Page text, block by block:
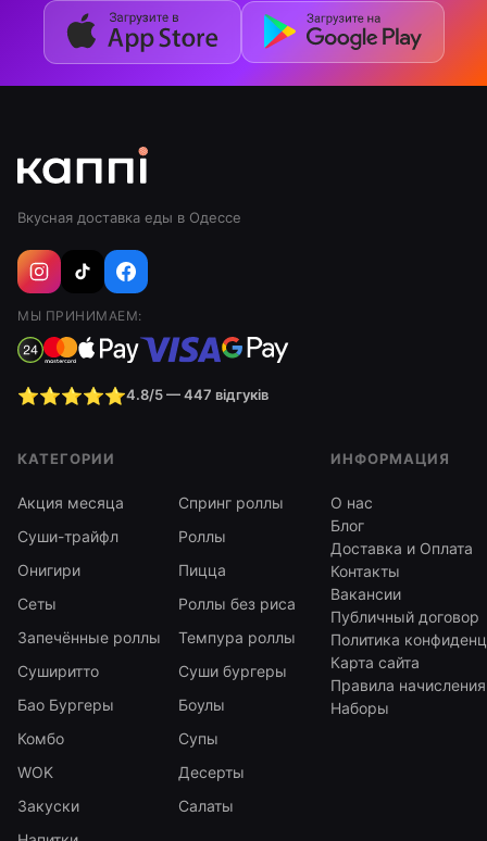
Вкусная доставка еды в Одессе
МЫ ПРИНИМАЕМ:
⭐⭐⭐⭐⭐4.8/5 — 447 відгуків
КАТЕГОРИИ
Акция месяца
Спринг роллы
Суши-трайфл
Роллы
Онигири
Пицца
Сеты
Роллы без риса
Запечённые роллы
Темпура роллы
Суширитто
Суши бургеры
Бао Бургеры
Боулы
Комбо
Супы
WOK
Десерты
Закуски
Салаты
ИНФОРМАЦИЯ
О нас
Блог
Доставка и Оплата
Контакты
Вакансии
Публичный договор
Политика
Карта сайта
Правила
Наборы